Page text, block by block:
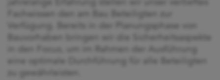
Fachwissen den am Bau Beteiligten zur
Verfügung. Bereits in der Planungsphase von
Bauvorhaben bringen wir die Sicherheitsaspekte
in den Focus, um im Rahmen der Ausführung
eine optimale Durchführung für alle Beteiligten
zu gewährleisten.